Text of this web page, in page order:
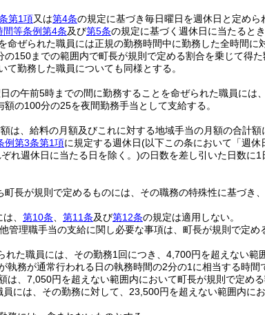
第1項又は第4条の規定に基づき毎日曜日を週休日と定めら
間等条例第4条及び第5条の規定に基づく週休日に当たると
ぜられた職員には正規の勤務時間中に勤務した全時間に
150までの範囲内で町長が規則で定める割合を乗じて得た
勤務した職員についても同様とする。
の午前5時までの間に勤務することを命ぜられた職員には
の100分の25を夜間勤務手当として支給する。
は、給料の月額及びこれに対する地域手当の月額の合計
例第3条第1項に規定する週休日(以下この条において「週休
れ週休日に当たる日を除く。)の日数を差し引いた日数に
長が規則で定めるものには、その職務の特殊性に基づき
、 第10条 第11条及び第12条の規定は適用しない。
管理職手当の支給に関し必要な事項は、町長が規則で定め
れた職員には、その勤務1回につき、4,700円を超えない範
執務が通常行われる日の執務時間の2分の1に相当する時
、7,050円を超えない範囲内において町長が規則で定める
には、その勤務に対して、23,500円を超えない範囲内に